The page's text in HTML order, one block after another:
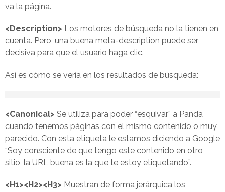
va la página.
<Description> Los motores de búsqueda no la tienen en
cuenta. Pero, una buena meta-description puede ser
decisiva para que el usuario haga clic.
Así es cómo se vería en los resultados de búsqueda:
<Canonical> Se utiliza para poder “esquivar” a Panda
cuando tenemos páginas con el mismo contenido o muy
parecido. Con esta etiqueta le estamos diciendo a Google
“Soy consciente de que tengo este contenido en otro
sitio, la URL buena es la que te estoy etiquetando”.
<H1><H2><H3> Muestran de forma jerárquica los